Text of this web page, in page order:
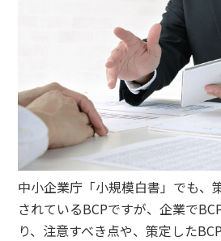
中小企業庁「小規模白書」でも、
されているBCPですが、企業で
り、注意すべき点や、策定した